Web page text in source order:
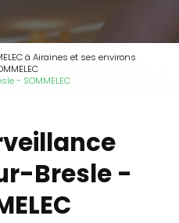
à Airaines et ses environs
- SOMMELEC
Bresle -